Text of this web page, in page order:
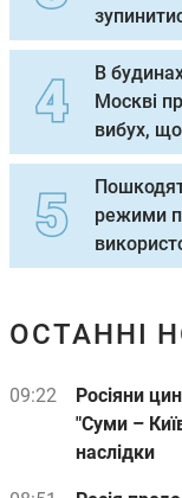
В
Москві
вибух,
режими
ОСТАННІ
09:22
Росіяни
"Суми –
наслідки